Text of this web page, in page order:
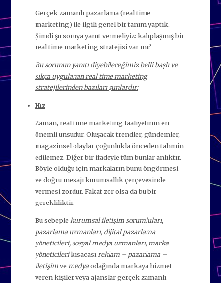
Gerçek zamanlı pazarlama (real time
marketing) ile ilgili genel bir tanım yaptık.
Şimdi şu soruya yanıt vermeliyiz: kalıplaşmış bir
real time marketing stratejisi var mı?
Bu sorunun yanıtı diyebileceğimiz belli başlı ve
sıkça uygulanan real time marketing
stratejilerinden bazıları şunlardır:
Hız
Zaman, real time marketing faaliyetinin en
önemli unsudur. Oluşacak trendler, gündemler,
magazinsel olaylar çoğunlukla önceden tahmin
edilemez. Diğer bir ifadeyle tüm bunlar anlıktır.
Böyle olduğu için markaların bunu öngörmesi
ve doğru mesajı kurumsallık çerçevesinde
vermesi zordur. Fakat zor olsa da bu bir
gerekliliktir.
Bu sebeple kurumsal iletişim sorumluları,
pazarlama uzmanları, dijital pazarlama
yöneticileri, sosyal medya uzmanları, marka
yöneticilerikısacası reklam – pazarlama –
iletişimve medyaodağında markaya hizmet
veren kişiler veya ajanslar gerçek zamanlı